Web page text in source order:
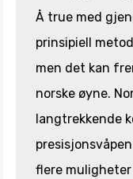
Å true med
prinsipiell
men det kan
norske øyne.
langtrekkende
flere muligheter